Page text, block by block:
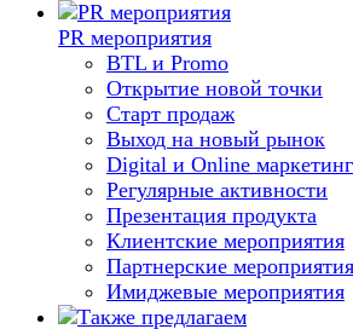
PR мероприятия
BTL и Promo
Открытие новой точки
Старт продаж
Выход на новый рынок
Digital и Online маркетинг
Регулярные активности
Презентация продукта
Клиентские мероприятия
Партнерские мероприятия
Имиджевые мероприятия